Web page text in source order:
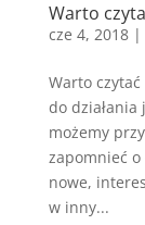
Warto
cze 4, 2018|
Warto
do działania
możemy
zapomnieć o
nowe,
w inny...